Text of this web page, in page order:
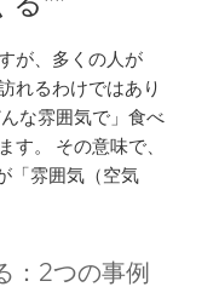
が、多くの人が
れるわけではあり
な雰囲気で」食べ
す。 その意味で、
「雰囲気（空気
：2つの事例